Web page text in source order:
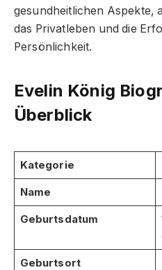
gesundheitlichen Aspekte,
das Privatleben und die
Persönlichkeit.
Evelin König
Überblick
Kategorie
Name
Geburtsdatum
Geburtsort